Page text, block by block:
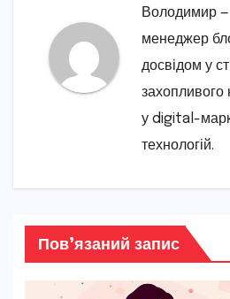
Володимир —
менеджер
досвідом у
захопливого
у digital-
технологій.
Пов’язаний запис